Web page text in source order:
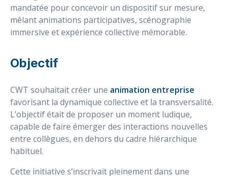
mandatée pour concevoir un dispositif sur mesure,
mêlant animations participatives, scénographie
immersive et expérience collective mémorable.
Objectif
CWT souhaitait créer une animation entreprise
favorisant la dynamique collective et la transversalité.
L’objectif était de proposer un moment ludique,
capable de faire émerger des interactions nouvelles
entre collègues, en dehors du cadre hiérarchique
habituel.
Cette initiative s’inscrivait pleinement dans une